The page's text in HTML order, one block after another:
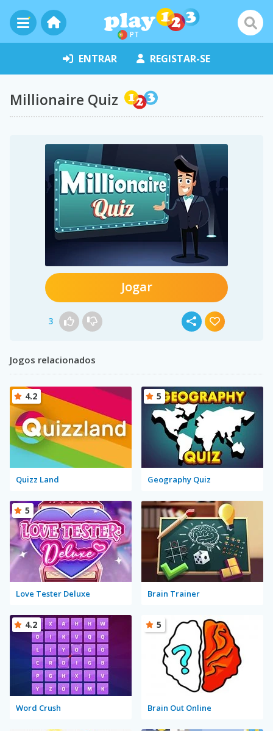
PT
ENTRAR REGISTAR-SE
Millionaire Quiz
Jogar
3
Jogos relacionados
Quizz Land
4.2
Geography Quiz
5
Love Tester Deluxe
5
Brain Trainer
Word Crush
4.2
Brain Out Online
5